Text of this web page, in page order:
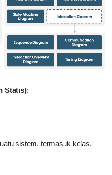
Statis):
sistem, termasuk kelas,